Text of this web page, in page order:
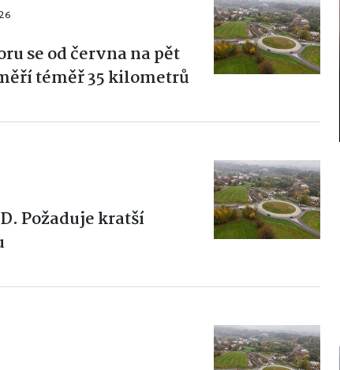
se od června na pět
téměř 35 kilometrů
Požaduje kratší